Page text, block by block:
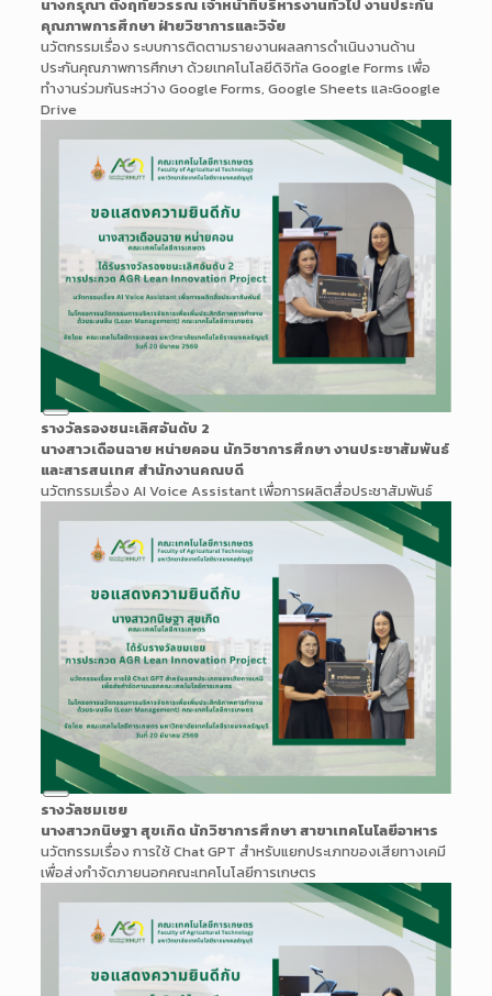
นางกรุณา ตั้งฤทัยวรรณ เจ้าหน้าที่บริหารงานทั่วไป งานประกัน
คุณภาพการศึกษา ฝ่ายวิชาการและวิจัย
นวัตกรรมเรื่อง ระบบการติดตามรายงานผลลการดำเนินงานด้าน
ประกันคุณภาพการศึกษา ด้วยเทคโนโลยีดิจิทัล Google Forms เพื่อ
ทำงานร่วมกันระหว่าง Google Forms, Google Sheets และGoogle
Drive
Long
Description
รางวัลรองชนะเลิศอันดับ 2
นางสาวเดือนฉาย หน่ายคอน นักวิชาการศึกษา งานประชาสัมพันธ์
และสารสนเทศ สำนักงานคณบดี
นวัตกรรมเรื่อง AI Voice Assistant เพื่อการผลิตสื่อประชาสัมพันธ์
Long
Description
รางวัลชมเชย
นางสาวกนิษฐา สุขเกิด นักวิชาการศึกษา สาขาเทคโนโลยีอาหาร
นวัตกรรมเรื่อง การใช้ Chat GPT สำหรับแยกประเภทของเสียทางเคมี
เพื่อส่งกำจัดภายนอกคณะเทคโนโลยีการเกษตร